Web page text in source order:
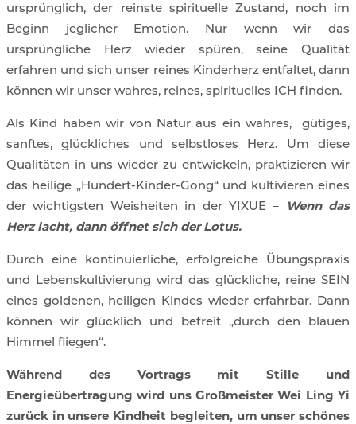
ursprünglich, der reinste spirituelle Zustand, noch im
Beginn jeglicher Emotion. Nur wenn wir das
ursprüngliche Herz wieder spüren, seine Qualität
erfahren und sich unser reines Kinderherz entfaltet, dann
können wir unser wahres, reines, spirituelles ICH finden.
Als Kind haben wir von Natur aus ein wahres, gütiges,
sanftes, glückliches und selbstloses Herz. Um diese
Qualitäten in uns wieder zu entwickeln, praktizieren wir
das heilige „Hundert-Kinder-Gong“ und kultivieren eines
der wichtigsten Weisheiten in der YIXUE –
Wenn das
Herz lacht, dann öffnet sich der Lotus.
Durch eine kontinuierliche, erfolgreiche Übungspraxis
und Lebenskultivierung wird das glückliche, reine SEIN
eines goldenen, heiligen Kindes wieder erfahrbar. Dann
können wir glücklich und befreit „durch den blauen
Himmel fliegen“.
Während des Vortrags mit Stille und
Energieübertragung wird uns Großmeister Wei Ling Yi
zurück in unsere Kindheit begleiten, um unser schönes